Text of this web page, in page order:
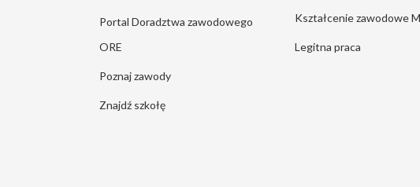
Portal Doradztwa zawodowego
ORE
Poznaj zawody
Znajdź szkołę
Kształcenie zawodowe
Legitna praca